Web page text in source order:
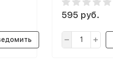
595 руб.